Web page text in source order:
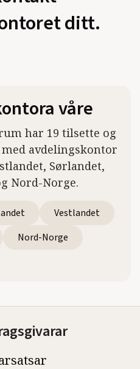
ditt.
våre
har 19 tilsette og
avdelingskontor
Sørlandet,
Nord-Norge.
Vestlandet
Nord-Norge